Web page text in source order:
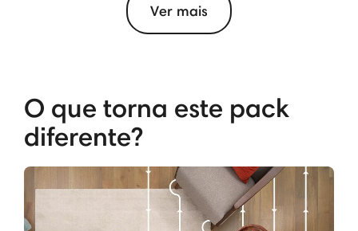
Ver mais
O que torna este pack
diferente?